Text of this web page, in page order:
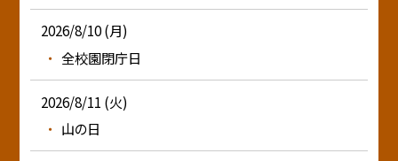
2026/8/10 (月)
全校園閉庁日
2026/8/11 (火)
山の日